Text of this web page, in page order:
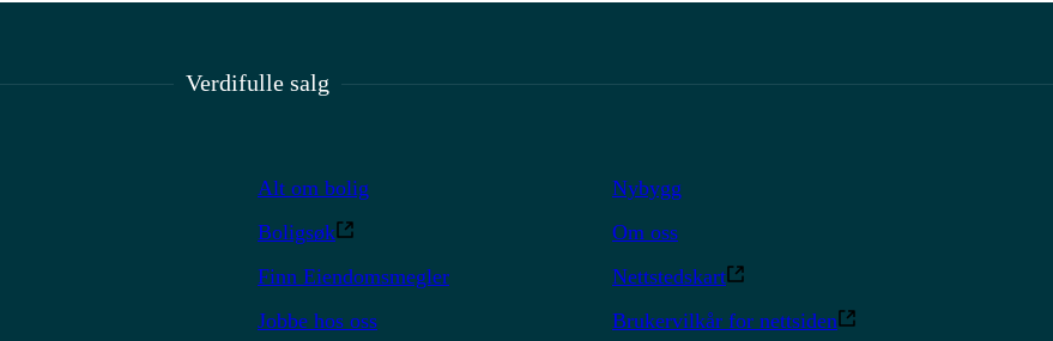
Verdifulle salg
Alt om bolig
Boligsøk
Finn Eiendomsmegler
Jobbe hos oss
Nybygg
Om oss
Nettstedskart
Brukervilkår for nettsiden